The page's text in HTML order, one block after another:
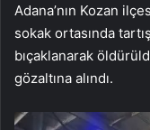
Adana’nın Kozan
sokak ortasında
bıçaklanarak
gözaltına alındı.